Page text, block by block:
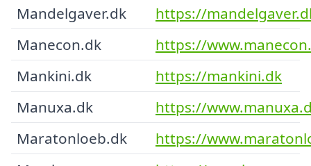
Mandelgaver.dk
https://
Manecon.dk
https://
Mankini.dk
https://mankini.dk
Manuxa.dk
https://
Maratonloeb.dk
https://